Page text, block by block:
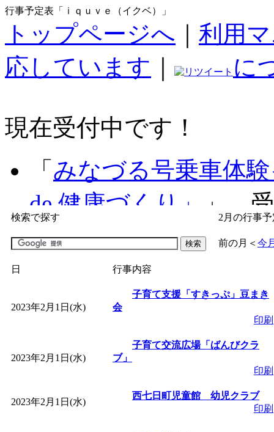
行事予定表「ｉｑｕｖｅ（イクベ）」
トップページへ
利用
応しています
に
現在受付中です！
「 みなづる号乗車体
de 健康づくり」
」 受
「子育て交流広場「
間：2026/07/09～
「皆鶴姫のこびる塾
」 受付期間：～
「子育て講座「ばん
2026/07/10～2026/08/
検索で探す 2月の行事
前の月 ＜ 今
日 行事内容
2023年2月1日(水)
子育て支援「すきっぷ」豆まき
会
印刷
2023年2月1日(水)
子育て交流広場「ばんびクラ
ブ」
印刷
2023年2月1日(水)
西七日町児童館 幼児クラブ
印刷